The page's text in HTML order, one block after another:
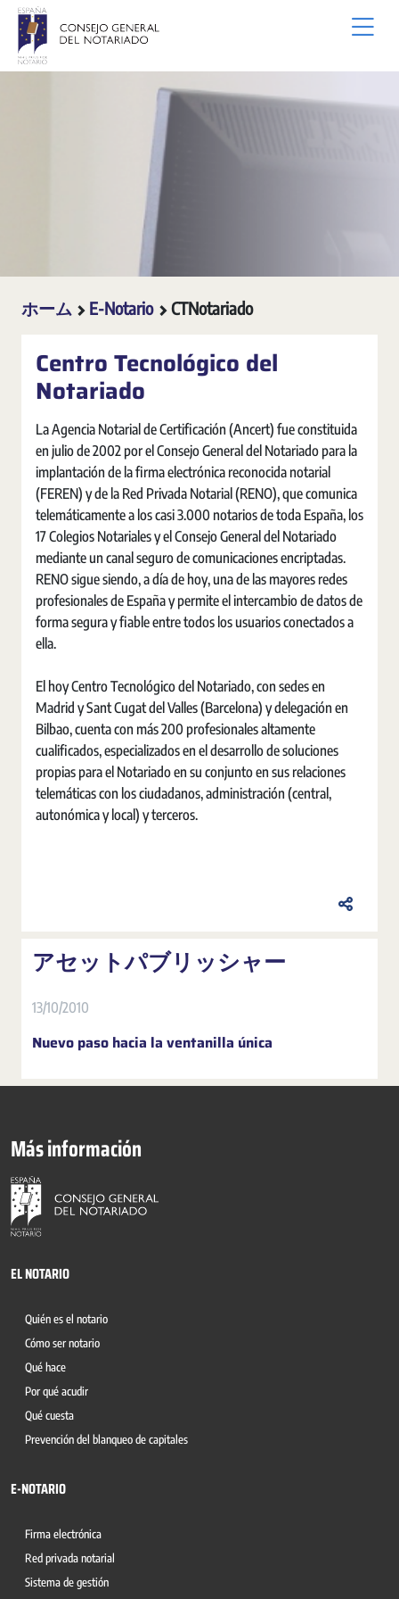
メインコンテンツにスキップ
ホーム E-Notario CTNotariado
Centro Tecnológico del
Notariado
La Agencia Notarial de Certificación (Ancert) fue constituida
en julio de 2002 por el Consejo General del Notariado para la
implantación de la firma electrónica reconocida notarial
(FEREN) y de la Red Privada Notarial (RENO), que comunica
telemáticamente a los casi 3.000 notarios de toda España, los
17 Colegios Notariales y el Consejo General del Notariado
mediante un canal seguro de comunicaciones encriptadas.
RENO sigue siendo, a día de hoy, una de las mayores redes
profesionales de España y permite el intercambio de datos de
forma segura y fiable entre todos los usuarios conectados a
ella.
El hoy Centro Tecnológico del Notariado, con sedes en
Madrid y Sant Cugat del Valles (Barcelona) y delegación en
Bilbao, cuenta con más 200 profesionales altamente
cualificados, especializados en el desarrollo de soluciones
propias para el Notariado en su conjunto en sus relaciones
telemáticas con los ciudadanos, administración (central,
autonómica y local) y terceros.
アセットパブリッシャー
13/10/2010
Nuevo paso hacia la ventanilla única
Más información
EL NOTARIO
Quién es el notario
Cómo ser notario
Qué hace
Por qué acudir
Qué cuesta
Prevención del blanqueo de capitales
E-NOTARIO
Firma electrónica
Red privada notarial
Sistema de gestión